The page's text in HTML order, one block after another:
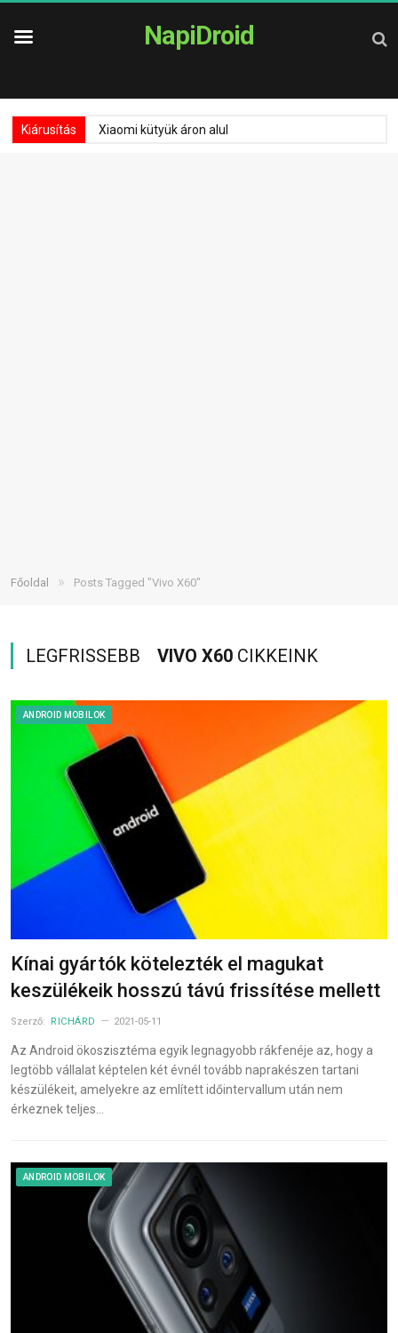
NapiDroid
Kiárusítás Xiaomi kütyük áron alul
Főoldal » Posts Tagged "Vivo X60"
LEGFRISSEBB VIVO X60 CIKKEINK
ANDROID MOBILOK
Kínai gyártók kötelezték el magukat
keszülékeik hosszú távú frissítése mellett
Szerző: RICHÁRD 2021-05-11
Az Android ökoszisztéma egyik legnagyobb rákfenéje az, hogy a
legtöbb vállalat képtelen két évnél tovább naprakészen tartani
készülékeit, amelyekre az említett időintervallum után nem
érkeznek teljes…
ANDROID MOBILOK